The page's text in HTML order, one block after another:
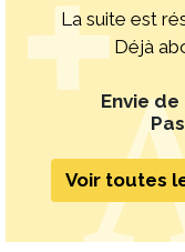
La suite est
Déjà
Envie
Voir toutes